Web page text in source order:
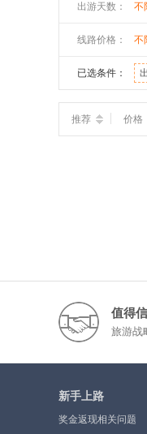
出游天数： 不
线路价格： 不
已选条件：
推荐 价格
值得
旅游战
新手上路
奖金返现相关问题